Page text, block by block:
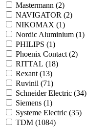
Mastermann (2)
NAVIGATOR (2)
NIKOMAX (1)
Nordic Aluminium (1)
PHILIPS (1)
Phoenix Contact (2)
RITTAL (18)
Rexant (13)
Ruvinil (71)
Schneider Electric (34)
Siemens (1)
Systeme Electric (35)
TDM (1084)